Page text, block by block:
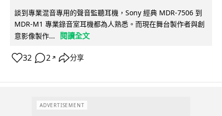
談到專業混音專用的聲音監聽耳機，Sony 經典 MDR-7506 到
MDR-M1 專業錄音室耳機都為人熟悉。而現在舞台製作者與創
意影像製作...
閱讀全文
32 2 ↗ 分享
ADVERTISEMENT